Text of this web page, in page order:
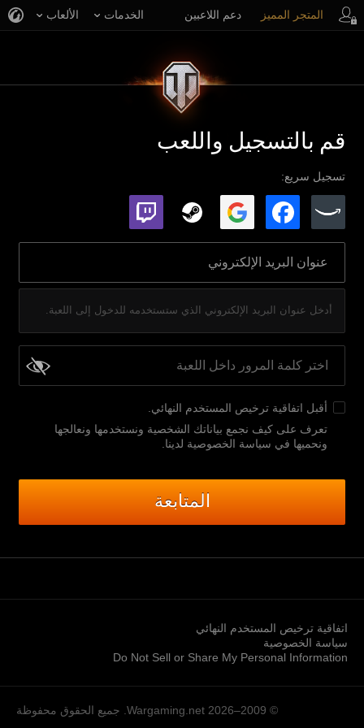
الألعاب الخدمات المتجر المميز دعم اللاعبين
قم بالتسجيل واللعب
تسجيل سريع:
أدخل عنوان البريد الإلكتروني الذي ستستخدمه للدخول إلى اللعبة.
أقبل اتفاقية ترخيص المستخدم النهائي
تعرف على كيف نجمع بياناتك الشخصية ونستخدمها ونعالجها
ونحميها في سياسة الخصوصية لدينا
المتابعة
اتفاقية ترخيص المستخدم النهائي
سياسة الخصوصية
Do Not Sell or Share My Personal Information
© 2009–2026
Wargaming.net. جميع الحقوق محفوظة